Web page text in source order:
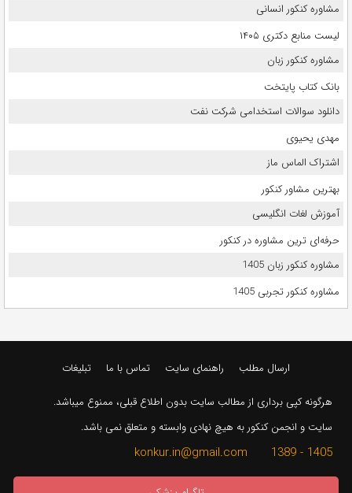
مشاوره کنکور انسانی
لیست منابع دکتری ۱۴۰۵
مشاوره کنکور زبان
بانک کتاب پایتخت
دانلود سوالات استخدامی شرکت نفت
مهدی یحیوی
اشتراک الماس ماز
بهترین مشاور کنکور
آموزش لغات انگلیسی
حرفه‌ای ترین مشاوره در کنکور
مشاوره کنکور زبان 1405
مشاوره کنکور تجربی 1405
ارسال مطلب راهنمای سایت تماس با ما تبلیغات
هرگونه کپی برداری از مطالب سایت بدون اطلاع قبلی، ممنوع میباشد.
سایت و انجمن کنکور به هیچ نهادی وابسته و متعلق نمی باشد.
1405 - 1389 konkur.in@gmail.com